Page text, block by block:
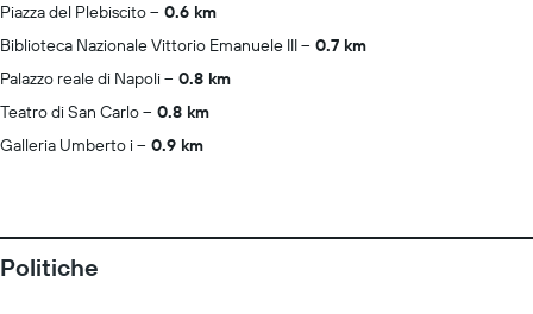
Piazza del Plebiscito
0.6 km
Biblioteca Nazionale Vittorio Emanuele III
0.7 km
Palazzo reale di Napoli
0.8 km
Teatro di San Carlo
0.8 km
Galleria Umberto i
0.9 km
Politiche